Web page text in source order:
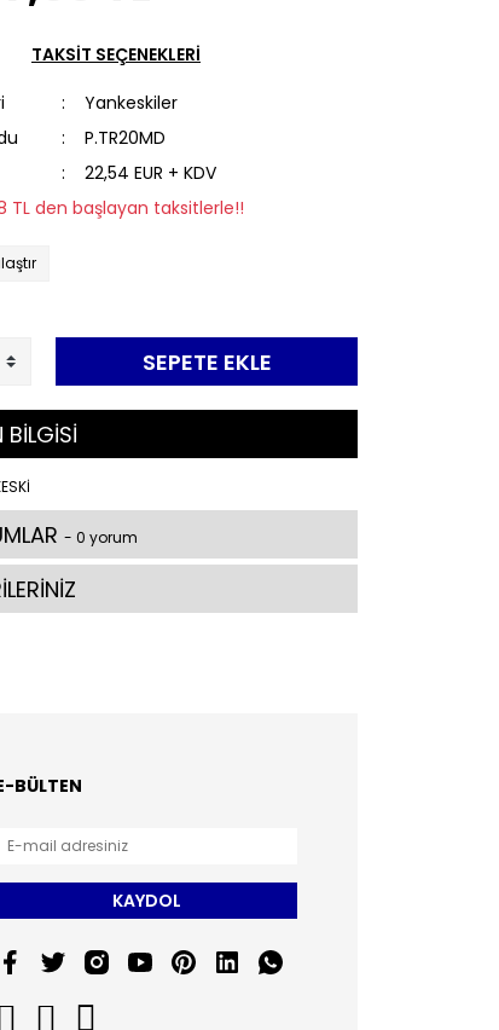
TAKSİT SEÇENEKLERİ
Yankeskiler
P.TR20MD
22,54 EUR + KDV
TL den başlayan taksitlerle!!
SEPETE EKLE
BİLGİSİ
- 0 yorum
BÜLTEN
KAYDOL